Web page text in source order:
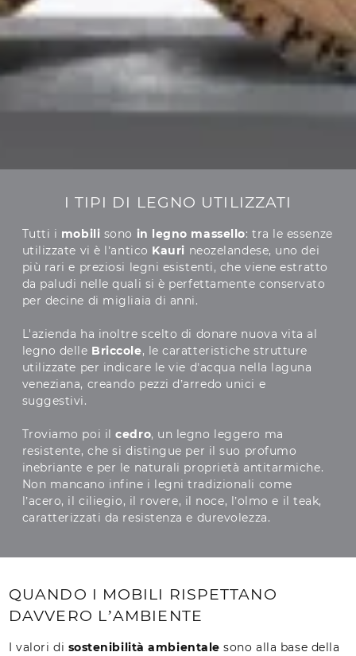
I TIPI DI LEGNO UTILIZZATI
Tutti i mobili sono in legno massello: tra le essenze
utilizzate vi è l’antico Kauri neozelandese, uno dei
più rari e preziosi legni esistenti, che viene estratto
da paludi nelle quali si è perfettamente conservato
per decine di migliaia di anni.
L'azienda ha inoltre scelto di donare nuova vita al
legno delle Briccole, le caratteristiche strutture
utilizzate per indicare le vie d’acqua nella laguna
veneziana, creando pezzi d’arredo unici e
suggestivi.
Troviamo poi ilcedro, un legno leggero ma
resistente, che si distingue per il suo profumo
inebriante e per le naturali proprietà antitarmiche.
Non mancano infine i legni tradizionali come
l’acero, il ciliegio, il rovere, il noce, l’olmo e il teak,
caratterizzati da resistenza e durevolezza.
QUANDO I MOBILI RISPETTANO
DAVVERO L’AMBIENTE
I valori di sostenibilità ambientale sono alla base della